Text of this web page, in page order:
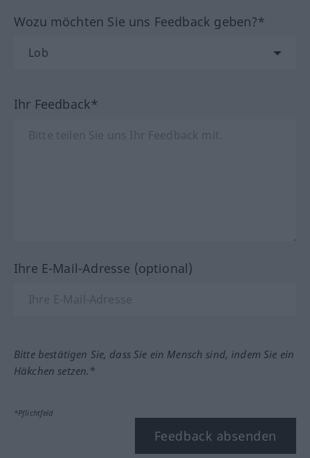
Wozu möchten Sie uns Feedback geben?*
Ihr Feedback*
Ihre E-Mail-Adresse (optional)
Bitte bestätigen Sie, dass Sie ein Mensch sind, indem Sie ein
Häkchen setzen.*
*Pflichtfeld
Feedback absenden